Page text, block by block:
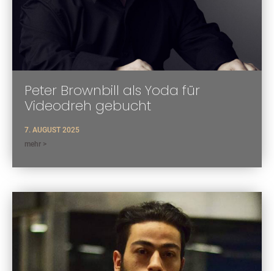
Peter Brownbill als Yoda für
Videodreh gebucht
7. AUGUST 2025
mehr >